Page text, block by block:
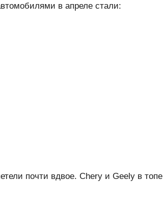
в апреле стали:
почти вдвое. Chery и Geely в топе